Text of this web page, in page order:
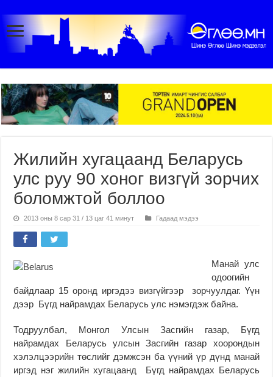
Жилийн хугацаанд Беларусь
улс руу 90 хоног визгүй зорчих
боломжтой боллоо
2013 оны 8 сар 31 / 13 цаг 41 минут Гадаад мэдээ
Манай улс
одоогийн
байдлаар 15 оронд иргэдээ визгүйгээр зорчуулдаг. Үүн
дээр Бүгд найрамдах Беларусь улс нэмэгдэж байна.
Тодруулбал, Монгол Улсын Засгийн газар, Бүгд
найрамдах Беларусь улсын Засгийн газар хоорондын
хэлэлцээрийн төслийг дэмжсэн ба үүний үр дүнд манай
иргэд нэг жилийн хугацаанд Бүгд найрамдах Беларусь